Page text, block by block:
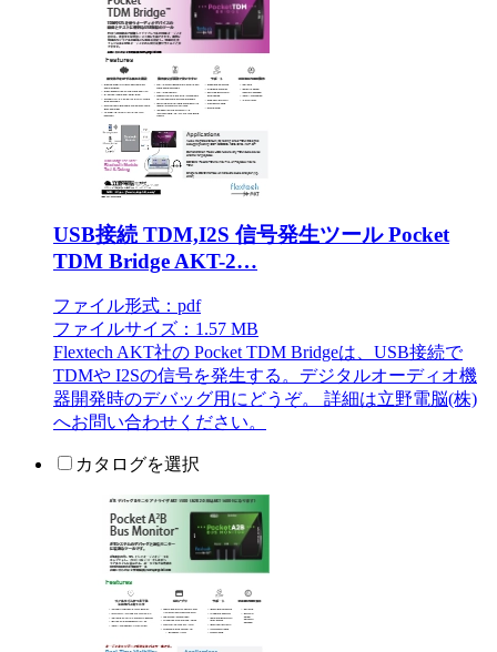
USB接続 TDM,I2S 信号発生ツール Pocket
TDM Bridge AKT-2…
ファイル形式：pdf
ファイルサイズ：1.57 MB
Flextech AKT社の Pocket TDM Bridgeは、USB接続で
TDMや I2Sの信号を発生する。デジタルオーディオ機
器開発時のデバッグ用にどうぞ。 詳細は立野電脳(株)
へお問い合わせください。
カタログを選択